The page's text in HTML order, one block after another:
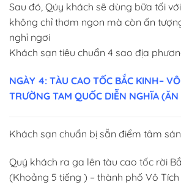
Sau đó, Qúy khách sẽ dùng bữa tối
không chỉ thơm ngon mà còn ấn
nghỉ ngơi
Khách sạn tiêu chuẩn 4 sao địa
NGÀY 4: TÀU CAO TỐC BẮC KINH–
TRƯỜNG TAM QUỐC DIỄN NGHĨA
Khách sạn chuẩn bị sẵn điểm tâm
Quý khách ra ga lên tàu cao tốc rời
(Khoảng 5 tiếng ) – thành phố Vô